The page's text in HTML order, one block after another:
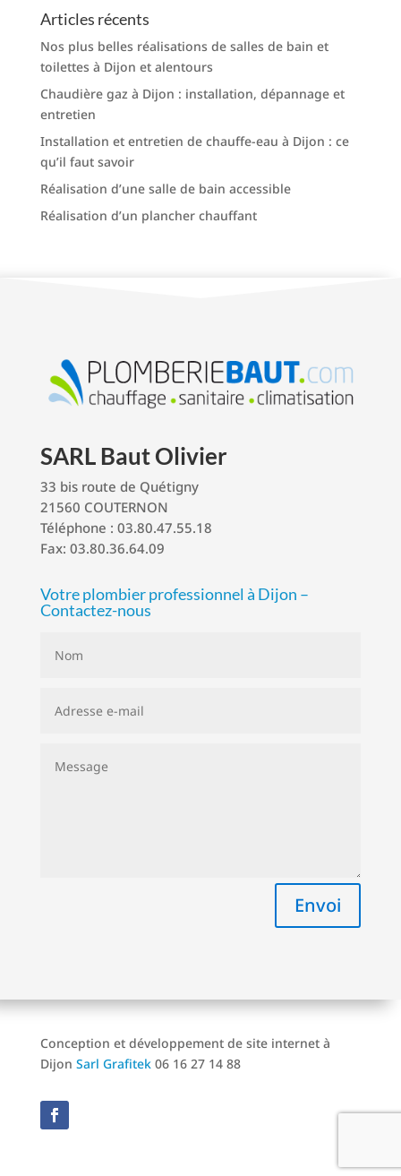
Articles récents
Nos plus belles réalisations de salles de bain et
toilettes à Dijon et alentours
Chaudière gaz à Dijon : installation, dépannage et
entretien
Installation et entretien de chauffe-eau à Dijon : ce
qu’il faut savoir
Réalisation d’une salle de bain accessible
Réalisation d’un plancher chauffant
SARL Baut Olivier
33 bis route de Quétigny
21560 COUTERNON
Téléphone : 03.80.47.55.18
Fax: 03.80.36.64.09
Votre plombier professionnel à Dijon –
Contactez-nous
Envoi
Conception et développement de site internet à
Dijon Sarl Grafitek06 16 27 14 88